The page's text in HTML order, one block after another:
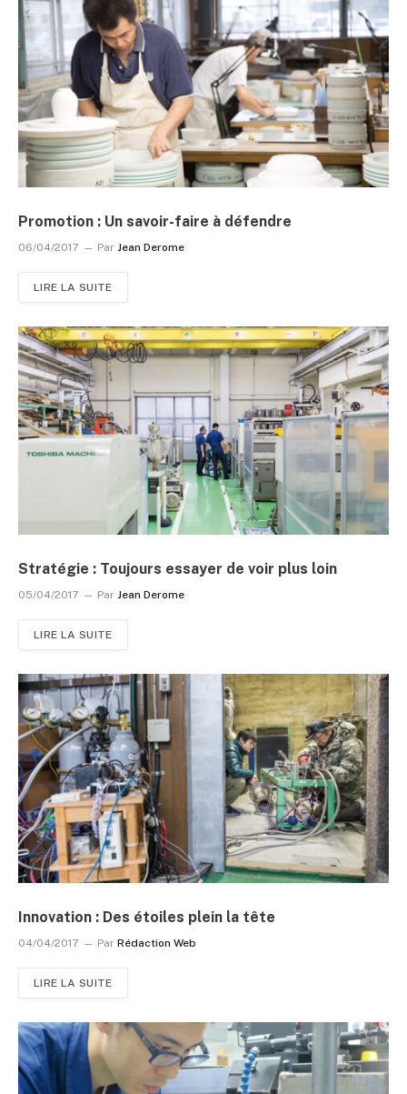
Promotion : Un savoir-faire à défendre
06/04/2017 Par Jean Derome
LIRE LA SUITE
Stratégie : Toujours essayer de voir plus loin
05/04/2017 Par Jean Derome
LIRE LA SUITE
Innovation : Des étoiles plein la tête
04/04/2017 Par Rédaction Web
LIRE LA SUITE